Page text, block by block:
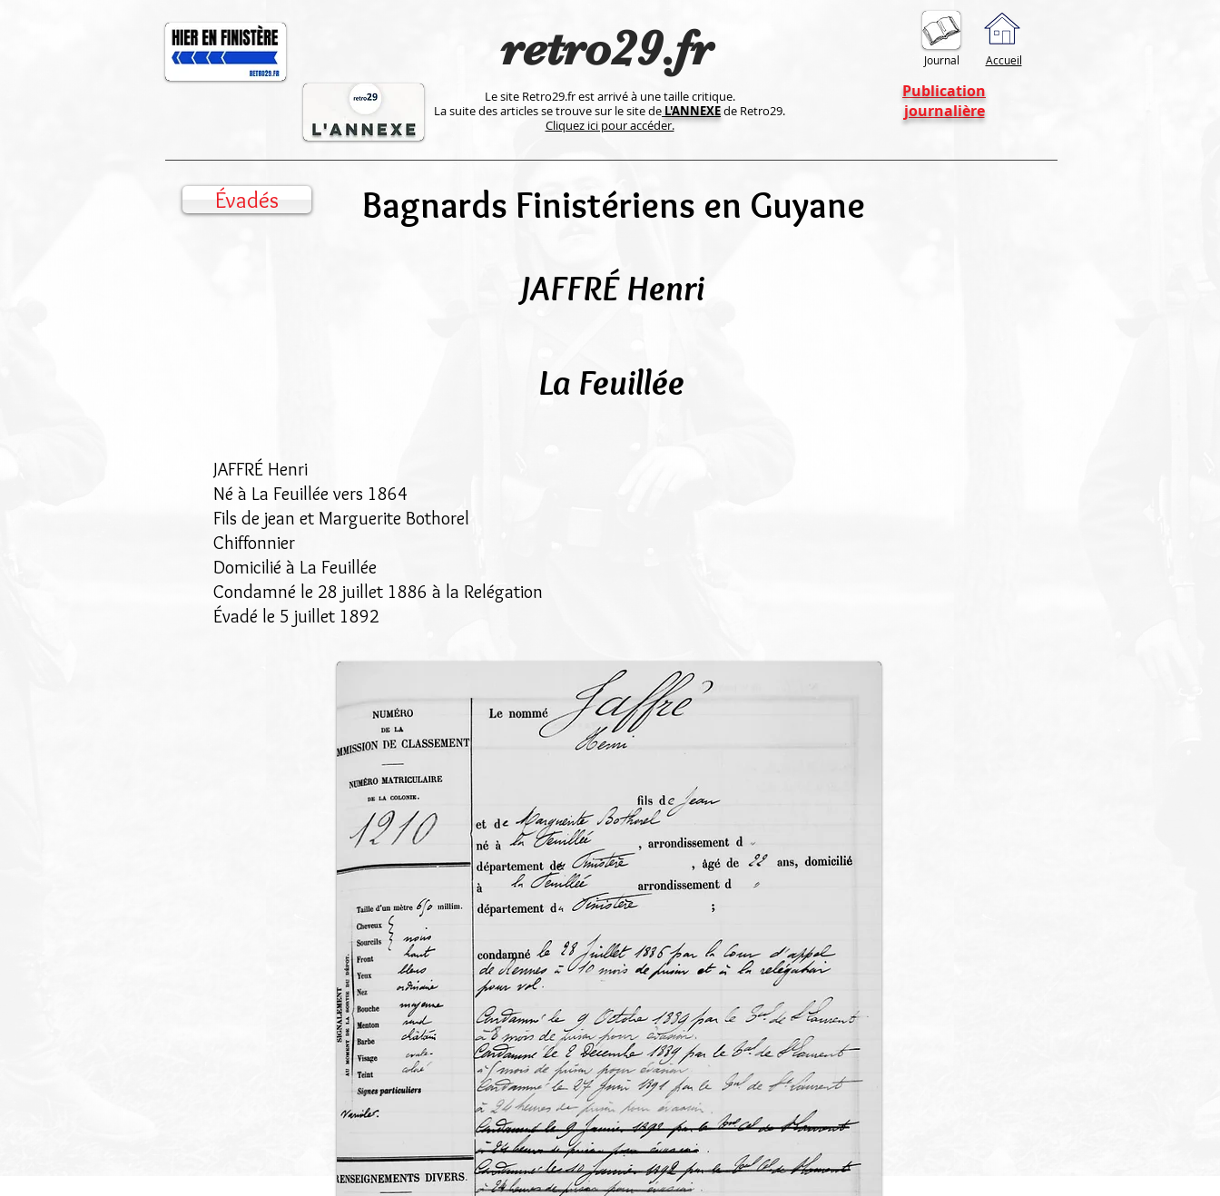
retro29.fr
Le site Retro29.fr est arrivé à une taille critique.
La suite des articles se trouve sur le site deL'ANNEXEde Retro29.
Cliquez ici pour accéder.
Journal Accueil
Publication
journalière
Évadés
Bagnards Finistériens en Guyane
JAFFRÉ Henri
La Feuillée
JAFFRÉ Henri
Né à La Feuillée vers 1864
Fils de jean et Marguerite Bothorel
Chiffonnier
Domicilié à La Feuillée
Condamné le 28 juillet 1886 à la Relégation
Évadé le 5 juillet 1892